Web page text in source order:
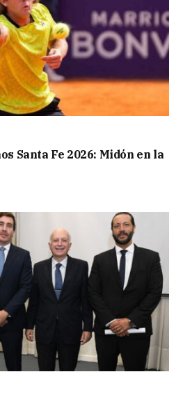
Santa Fe 2026: Midón en la